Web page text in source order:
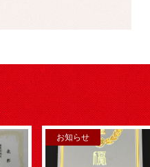
お知らせ